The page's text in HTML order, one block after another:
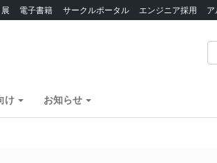
電子書籍 サークルポータル エンジニア採用
け お知らせ